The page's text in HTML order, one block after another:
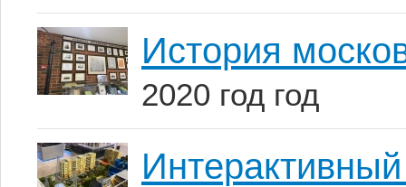
История
2020 год год